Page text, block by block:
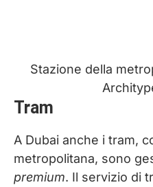
Stazione della
Tram
A Dubai anche i tram,
metropolitana, sono
premium. Il servizio di